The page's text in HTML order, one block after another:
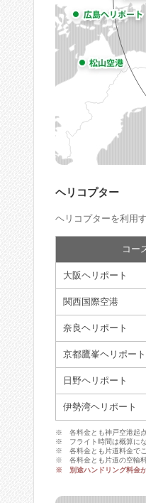
ヘリコプター
ヘリコプターを利用
コー
大阪ヘリポート
関西国際空港
奈良ヘリポート
京都鷹峯ヘリポート
日野ヘリポート
伊勢湾ヘリポート
※ 各料金とも神戸空港起点
※ フライト時間は概算にな
※ 各料金とも片道料金でご
※ 各料金とも片道の空輸料
※ 別途ハンドリング料金が